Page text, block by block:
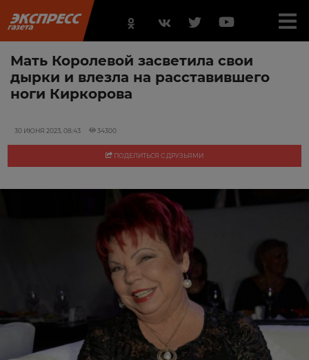
Мать Королевой засветила свои
дырки и влезла на расставившего
ноги Киркорова
30 ИЮНЯ 2023, 08:43 34300
ПОДЕЛИТЬСЯ С ДРУЗЬЯМИ